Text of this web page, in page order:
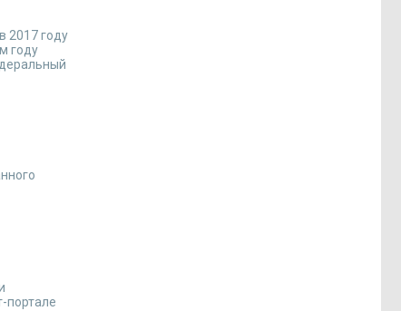
2017 году
году
портале